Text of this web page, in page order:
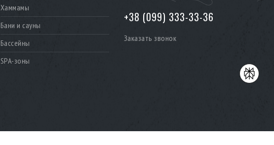
Хаммамы
Бани и сауны
Бассейны
SPA-зоны
+38 (099) 333-33-36
Заказать звонок